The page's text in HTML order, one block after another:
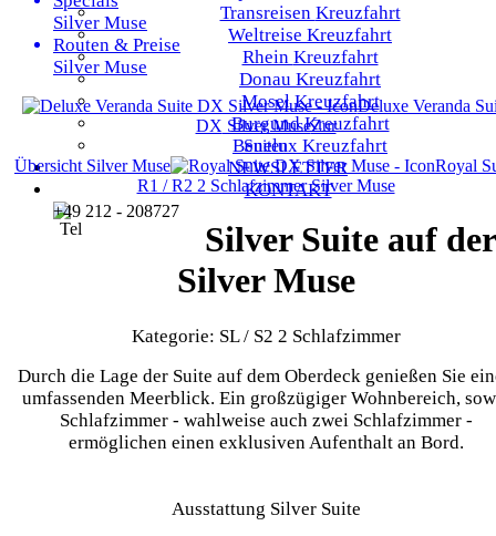
Transreisen Kreuzfahrt
Weltreise Kreuzfahrt
Rhein Kreuzfahrt
Donau Kreuzfahrt
MoselKreuzfahrt
BurgundKreuzfahrt
Benelux Kreuzfahrt
NEWSLETTER
KONTAKT
+49 212 - 208727
Silver Muse
Routen & Preise
Silver Muse
Deluxe Veranda
DX Silver MuseZur
Suiten
Übersicht Silver Muse
Royal
R1 / R2 2 SchlafzimmerSilver Muse
Silver Suite auf der
Silver Muse
Kategorie: SL / S2 2 Schlafzimmer
Durch die Lage der Suite auf dem Oberdeck genießen Sie
umfassenden Meerblick. Ein großzügiger Wohnbereich,
Schlafzimmer - wahlweise auch zwei Schlafzimmer -
ermöglichen einen exklusiven Aufenthalt an Bord.
Ausstattung Silver Suite